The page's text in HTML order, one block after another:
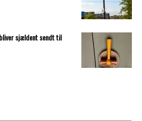
sjældent sendt til